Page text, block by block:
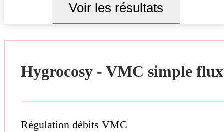
Voir les résultats
Hygrocosy - VMC simple flux
Régulation débits VMC